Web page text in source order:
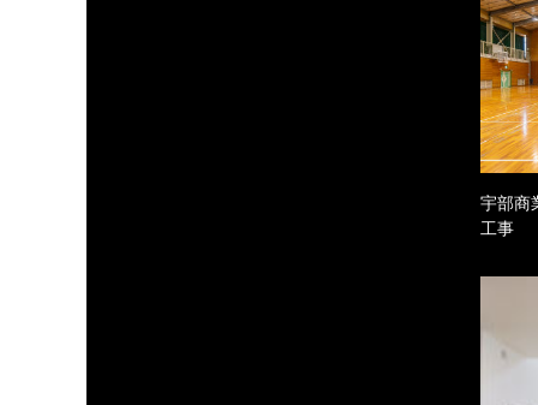
宇部商
工事